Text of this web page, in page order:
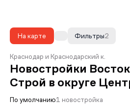
На карте 2
Фильтры
Краснодар и Краснодарский к.
Новостройки
Строй в округе
По умолчанию1 новостройка